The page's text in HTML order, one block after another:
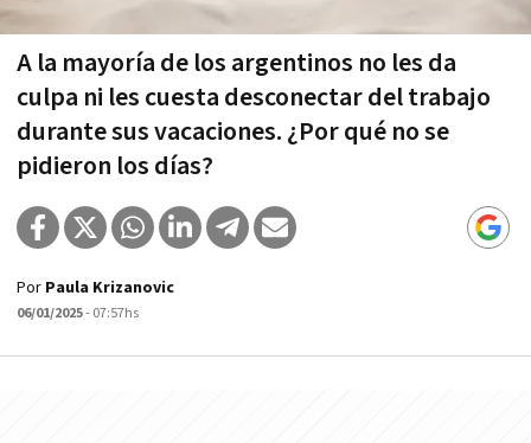
A la mayoría de los argentinos no les da
culpa ni les cuesta desconectar del trabajo
durante sus vacaciones. ¿Por qué no se
pidieron los días?
Por Paula Krizanovic
06/01/2025- 07:57hs